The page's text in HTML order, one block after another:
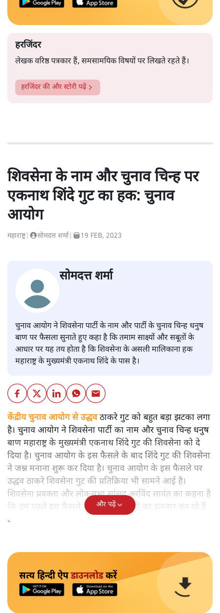
हरजिंदर
लेखक वरिष्ठ पत्रकार हैं, समसामयिक विषयों पर लिखते रहते हैं।
हरजिंदर की और स्टोरी पढ़ें
शिवसेना के नाम और चुनाव चिन्ह पर
एकनाथ शिंदे गुट का हक: चुनाव
आयोग
महाराष्ट्र | सोमदत्त शर्मा | 19 FEB, 2023
सोमदत्त शर्मा
चुनाव आयोग ने शिवसेना पार्टी के नाम और पार्टी के चुनाव चिन्ह धनुष
बाण पर फैसला सुनाते हुए कहा है कि तमाम साक्ष्यों और सबूतों के
आधार पर यह तय होता है कि शिवसेना के असली मालिकाना हक
महाराष्ट्र के मुख्यमंत्री एकनाथ शिंदे के पास है।
केंद्रीय चुनाव आयोग से उद्धव ठाकरे गुट को बहुत बड़ा झटका लगा
है। चुनाव आयोग ने शिवसेना पार्टी का नाम और चुनाव चिन्ह धनुष
बाण महाराष्ट्र के मुख्यमंत्री एकनाथ शिंदे गुट की शिवसेना को दे
दिया है। चुनाव आयोग के इस फैसले के बाद शिंदे गुट की शिवसेना
ने जश्न मनाना शुरू कर दिया है। चुनाव आयोग के इस फैसले पर
उद्धव ठाकरे शिवसेना गुट की प्रतिक्रिया भी सामने आई है।
शिवसेना प्रवक्ता और लोकसभा सांसद अरविंद सावंत का कहना है
कि हम पहले इस फैसले के ऑर्डर की कॉपी का इंतजार कर रहे हैं
उसके बाद ही इस पर कोई दूसरा विचार होगा।
और पढ़ें
सत्य हिन्दी ऐप डाउनलोडकरें